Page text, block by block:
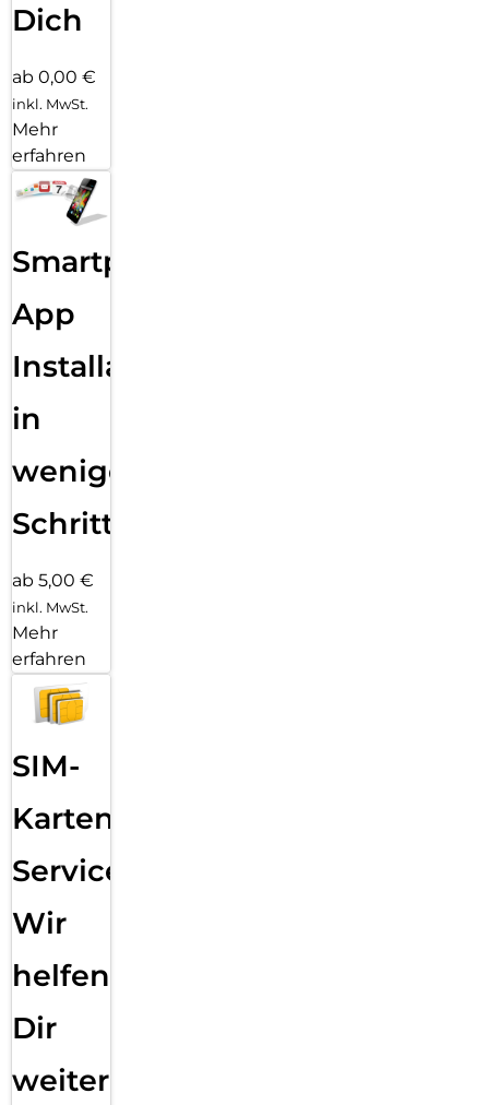
Dich
ab 0,00 €
inkl. MwSt.
Mehr
erfahren
Smartphone
App
Installation
in
wenigen
Schritten
ab 5,00 €
inkl. MwSt.
Mehr
erfahren
SIM-
Karten
Service:
Wir
helfen
Dir
weiter